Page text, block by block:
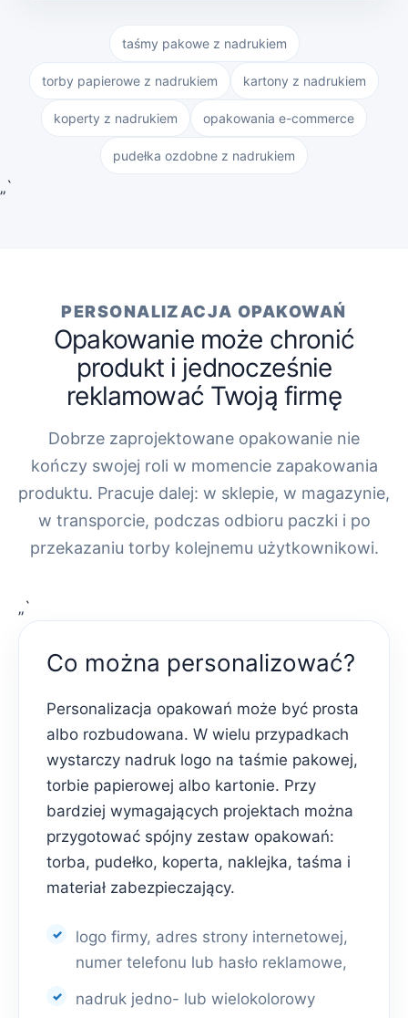
taśmy pakowe z nadrukiem
torby papierowe z nadrukiem kartony z nadrukiem
koperty z nadrukiem opakowania e-commerce
pudełka ozdobne z nadrukiem
„`
PERSONALIZACJA OPAKOWAŃ
Opakowanie może chronić
produkt i jednocześnie
reklamować Twoją firmę
Dobrze zaprojektowane opakowanie nie
kończy swojej roli w momencie zapakowania
produktu. Pracuje dalej: w sklepie, w magazynie,
w transporcie, podczas odbioru paczki i po
przekazaniu torby kolejnemu użytkownikowi.
„`
Co można personalizować?
Personalizacja opakowań może być prosta
albo rozbudowana. W wielu przypadkach
wystarczy nadruk logo na taśmie pakowej,
torbie papierowej albo kartonie. Przy
bardziej wymagających projektach można
przygotować spójny zestaw opakowań:
torba, pudełko, koperta, naklejka, taśma i
materiał zabezpieczający.
logo firmy, adres strony internetowej,
numer telefonu lub hasło reklamowe,
nadruk jedno- lub wielokolorowy